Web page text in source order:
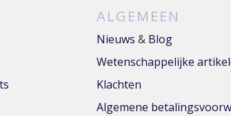
ALGEMEEN
Nieuws & Blog
Wetenschappelijke
Klachten
Algemene